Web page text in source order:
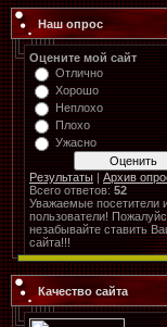
Наш опрос
Оцените мой сайт
Отлично
Хорошо
Неплохо
Плохо
Ужасно
Результаты
Архив
Всего ответов: 52
Уважаемые посетители
пользователи!
незабывайте ставить
сайта!!!
Качество сайта